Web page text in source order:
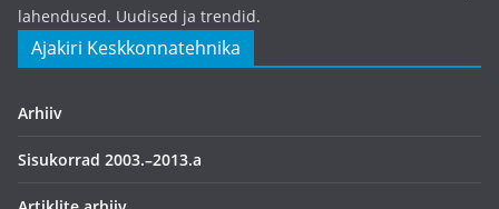
lahendused. Uudised ja trendid.
Ajakiri Keskkonnatehnika
Arhiiv
Sisukorrad 2003.–2013.a